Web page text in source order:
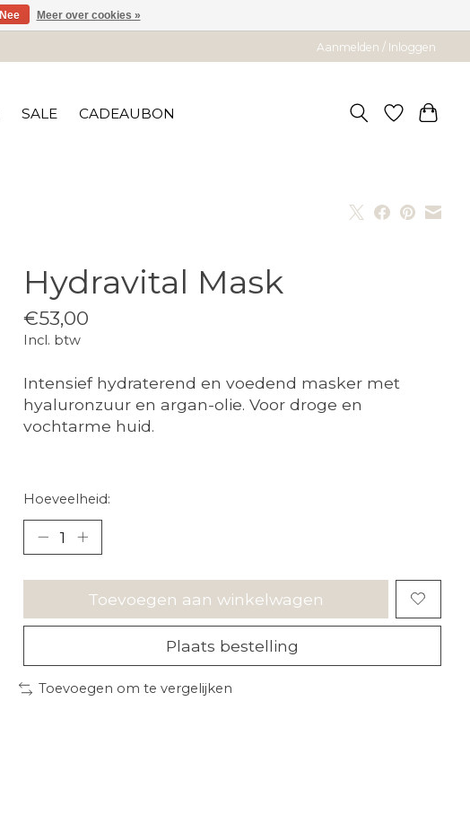
Aanmelden / Inloggen
SALE CADEAUBON
Hydravital Mask
€53,00
Incl. btw
Intensief hydraterend en voedend masker met
hyaluronzuur en argan-olie. Voor droge en
vochtarme huid.
Hoeveelheid:
Toevoegen aan winkelwagen
Plaats bestelling
Toevoegen om te vergelijken
Nee Meer over cookies »